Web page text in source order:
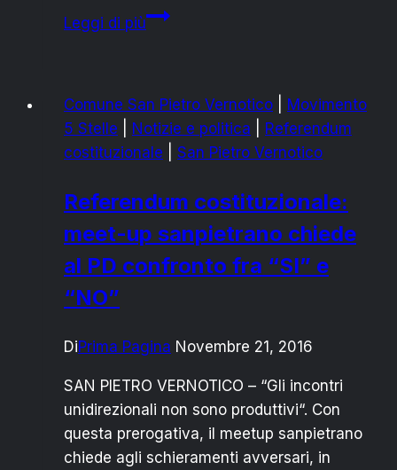
Leggi di piùMatteo
in
difesa
di
Travaglio
Comune San Pietro Vernotico
Movimento
5 Stelle
Notizie e politica
Referendum
costituzionale
San Pietro Vernotico
Referendum costituzionale:
meet-up sanpietrano chiede
al PD confronto fra “SI” e
“NO”
DiPrima Pagina Novembre 21, 2016
SAN PIETRO VERNOTICO – “Gli incontri
unidirezionali non sono produttivi“. Con
questa prerogativa, il meetup sanpietrano
chiede agli schieramenti avversari, in